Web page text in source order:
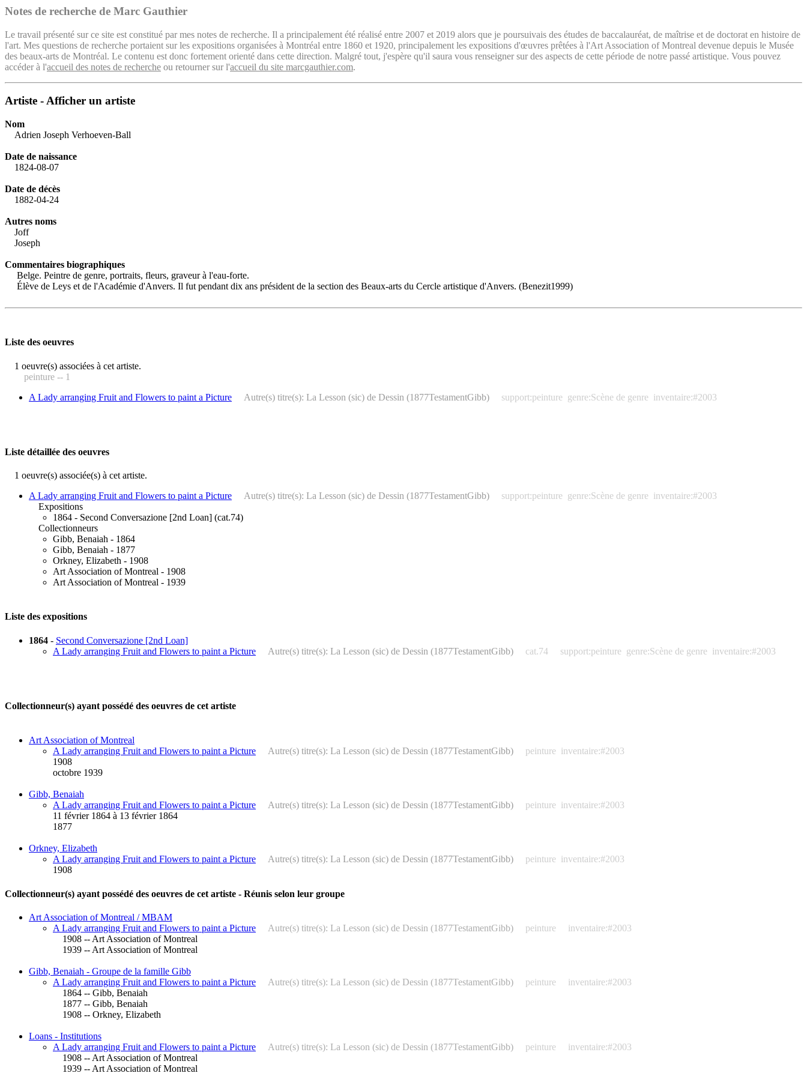
Notes de recherche de Marc Gauthier
Le travail présenté sur ce site est constitué par mes notes de recherche. Il a principalement été réalisé entre 2007 et 2019 alors que je poursuivais des études de baccalauréat, de maîtrise et de doctorat en histoire de
l'art. Mes questions de recherche portaient sur les expositions organisées à Montréal entre 1860 et 1920, principalement les expositions d'œuvres prêtées à l'Art Association of Montreal devenue depuis le Musée
des beaux-arts de Montréal. Le contenu est donc fortement orienté dans cette direction. Malgré tout, j'espère qu'il saura vous renseigner sur des aspects de cette période de notre passé artistique. Vous pouvez
accéder à l'accueil des notes de recherche ou retourner sur l'accueil du site marcgauthier.com.
Artiste - Afficher un artiste
Nom
Adrien Joseph Verhoeven-Ball
Date de naissance
1824-08-07
Date de décès
1882-04-24
Autres noms
Joff
Joseph
Commentaires biographiques
Belge. Peintre de genre, portraits, fleurs, graveur à l'eau-forte.
Élève de Leys et de l'Académie d'Anvers. Il fut pendant dix ans président de la section des Beaux-arts du Cercle artistique d'Anvers. (Benezit1999)
Liste des oeuvres
1 oeuvre(s) associées à cet artiste.
peinture -- 1
A Lady arranging Fruit and Flowers to paint a Picture
Autre(s) titre(s): La Lesson (sic) de Dessin (1877TestamentGibb) support:peinture genre:Scène de genre inventaire:#2003
Liste détaillée des oeuvres
1 oeuvre(s) associée(s) à cet artiste.
A Lady arranging Fruit and Flowers to paint a Picture
Autre(s) titre(s): La Lesson (sic) de Dessin (1877TestamentGibb) support:peinture genre:Scène de genre inventaire:#2003
Expositions
1864 - Second Conversazione [2nd Loan] (cat.74)
Collectionneurs
Gibb, Benaiah - 1864
Gibb, Benaiah - 1877
Orkney, Elizabeth - 1908
Art Association of Montreal - 1908
Art Association of Montreal - 1939
Liste des expositions
1864 - Second Conversazione [2nd Loan]
A Lady arranging Fruit and Flowers to paint a Picture
Autre(s) titre(s): La Lesson (sic) de Dessin (1877TestamentGibb) cat.74 support:peinture genre:Scène de genre inventaire:#2003
Collectionneur(s) ayant possédé des oeuvres de cet artiste
Art Association of Montreal
A Lady arranging Fruit and Flowers to paint a Picture
Autre(s) titre(s): La Lesson (sic) de Dessin (1877TestamentGibb) peinture inventaire:#2003
1908
octobre 1939
Gibb, Benaiah
A Lady arranging Fruit and Flowers to paint a Picture
Autre(s) titre(s): La Lesson (sic) de Dessin (1877TestamentGibb) peinture inventaire:#2003
11 février 1864 à 13 février 1864
1877
Orkney, Elizabeth
A Lady arranging Fruit and Flowers to paint a Picture
Autre(s) titre(s): La Lesson (sic) de Dessin (1877TestamentGibb) peinture inventaire:#2003
1908
Collectionneur(s) ayant possédé des oeuvres de cet artiste - Réunis selon leur groupe
Art Association of Montreal / MBAM
A Lady arranging Fruit and Flowers to paint a Picture
Autre(s) titre(s): La Lesson (sic) de Dessin (1877TestamentGibb) peinture
inventaire:#2003
1908 -- Art Association of Montreal
1939 -- Art Association of Montreal
Gibb, Benaiah - Groupe de la famille Gibb
A Lady arranging Fruit and Flowers to paint a Picture
Autre(s) titre(s): La Lesson (sic) de Dessin (1877TestamentGibb) peinture
inventaire:#2003
1864 -- Gibb, Benaiah
1877 -- Gibb, Benaiah
1908 -- Orkney, Elizabeth
Loans - Institutions
A Lady arranging Fruit and Flowers to paint a Picture
Autre(s) titre(s): La Lesson (sic) de Dessin (1877TestamentGibb) peinture
inventaire:#2003
1908 -- Art Association of Montreal
1939 -- Art Association of Montreal